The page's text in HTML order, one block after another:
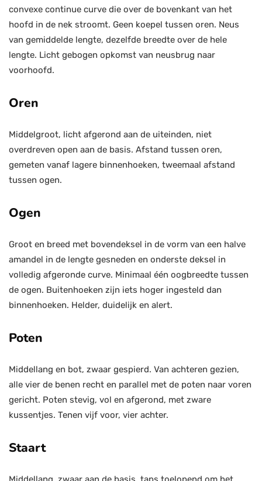
convexe continue curve die over de bovenkant van het
hoofd in de nek stroomt. Geen koepel tussen oren. Neus
van gemiddelde lengte, dezelfde breedte over de hele
lengte. Licht gebogen opkomst van neusbrug naar
voorhoofd.
Oren
Middelgroot, licht afgerond aan de uiteinden, niet
overdreven open aan de basis. Afstand tussen oren,
gemeten vanaf lagere binnenhoeken, tweemaal afstand
tussen ogen.
Ogen
Groot en breed met bovendeksel in de vorm van een halve
amandel in de lengte gesneden en onderste deksel in
volledig afgeronde curve. Minimaal één oogbreedte tussen
de ogen. Buitenhoeken zijn iets hoger ingesteld dan
binnenhoeken. Helder, duidelijk en alert.
Poten
Middellang en bot, zwaar gespierd. Van achteren gezien,
alle vier de benen recht en parallel met de poten naar voren
gericht. Poten stevig, vol en afgerond, met zware
kussentjes. Tenen vijf voor, vier achter.
Staart